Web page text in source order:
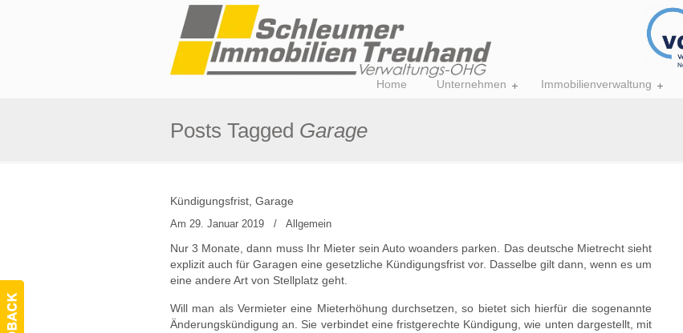
Home Unternehmen Immobilienverwaltung
Posts Tagged Garage
Kündigungsfrist, Garage
Am 29. Januar 2019 / Allgemein
Nur 3 Monate, dann muss Ihr Mieter sein Auto woanders parken. Das deutsche Mietrecht sieht
explizit auch für Garagen eine gesetzliche Kündigungsfrist vor. Dasselbe gilt dann, wenn es um
eine andere Art von Stellplatz geht.
Will man als Vermieter eine Mieterhöhung durchsetzen, so bietet sich hierfür die sogenannte
Änderungskündigung an. Sie verbindet eine fristgerechte Kündigung, wie unten dargestellt, mit